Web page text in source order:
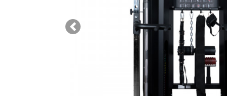
Previous